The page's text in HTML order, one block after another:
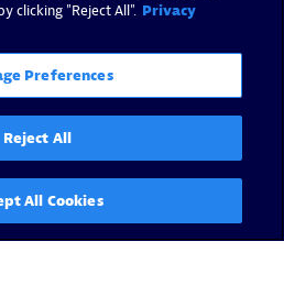
clicking "Reject All". Privacy
Preferences
Reject All
All Cookies